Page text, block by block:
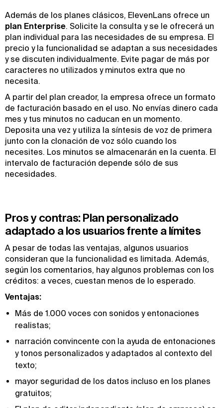
Además de los planes clásicos, ElevenLans ofrece un
plan Enterprise. Solicite la consulta y se le ofrecerá un
plan individual para las necesidades de su empresa. El
precio y la funcionalidad se adaptan a sus necesidades
y se discuten individualmente. Evite pagar de más por
caracteres no utilizados y minutos extra que no
necesita.
A partir del plan creador, la empresa ofrece un formato
de facturación basado en el uso. No envías dinero cada
mes y tus minutos no caducan en un momento.
Deposita una vez y utiliza la síntesis de voz de primera
junto con la clonación de voz sólo cuando los
necesites. Los minutos se almacenarán en la cuenta. El
intervalo de facturación depende sólo de sus
necesidades.
Pros y contras: Plan personalizado
adaptado a los usuarios frente a límites
A pesar de todas las ventajas, algunos usuarios
consideran que la funcionalidad es limitada. Además,
según los comentarios, hay algunos problemas con los
créditos: a veces, cuestan menos de lo esperado.
Ventajas:
Más de 1.000 voces con sonidos y entonaciones
realistas;
narración convincente con la ayuda de entonaciones
y tonos personalizados y adaptados al contexto del
texto;
mayor seguridad de los datos incluso en los planes
gratuitos;